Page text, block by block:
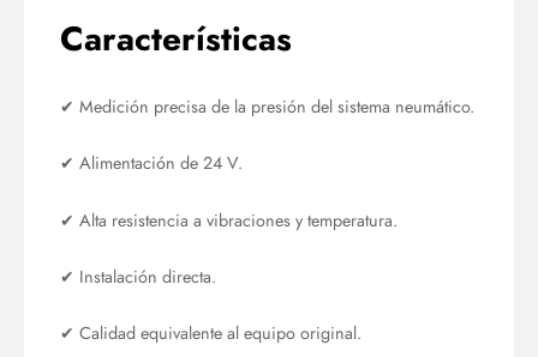
Características
✔ Medición precisa de la presión del sistema neumático.
✔ Alimentación de 24 V.
✔ Alta resistencia a vibraciones y temperatura.
✔ Instalación directa.
✔ Calidad equivalente al equipo original.